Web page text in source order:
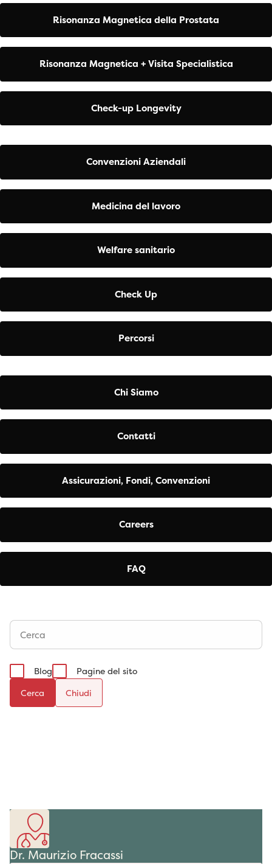
Risonanza Magnetica della Prostata
Risonanza Magnetica + Visita Specialistica
Check-up Longevity
Convenzioni Aziendali
Medicina del lavoro
Welfare sanitario
Check Up
Percorsi
Chi Siamo
Contatti
Assicurazioni, Fondi, Convenzioni
Careers
FAQ
Blog
Pagine del sito
Cerca
Dr. Maurizio Fracassi